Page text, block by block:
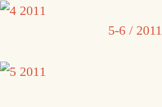
5-6 / 2011